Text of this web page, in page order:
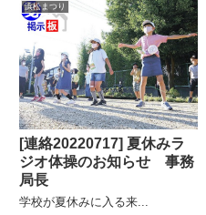
浜松まつり
[連絡20220717] 夏休みラ
ジオ体操のお知らせ 事務
局長
学校が夏休みに入る来...